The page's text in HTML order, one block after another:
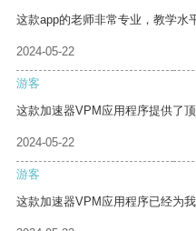
这款app的老师非常专业，教学水
2024-05-22
游客
这款加速器VPM应用程序提供了
2024-05-22
游客
这款加速器VPM应用程序已经为